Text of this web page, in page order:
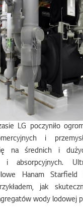
LG poczyniło
i
na średnich i
i absorpcyjnych.
Hanam
jak
wody lodowej